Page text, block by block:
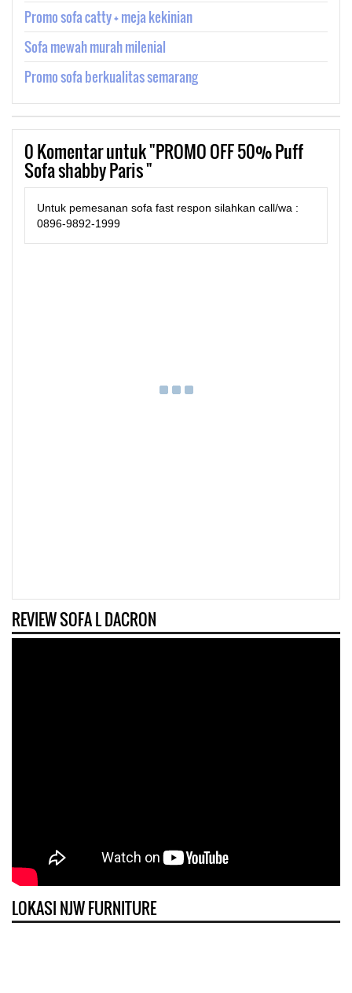
Promo sofa catty + meja kekinian
Sofa mewah murah milenial
Promo sofa berkualitas semarang
0Komentar untuk "PROMO OFF 50% Puff
Sofa shabby Paris "
Untuk pemesanan sofa fast respon silahkan call/wa :
0896-9892-1999
REVIEW SOFA L DACRON
LOKASI NJW FURNITURE